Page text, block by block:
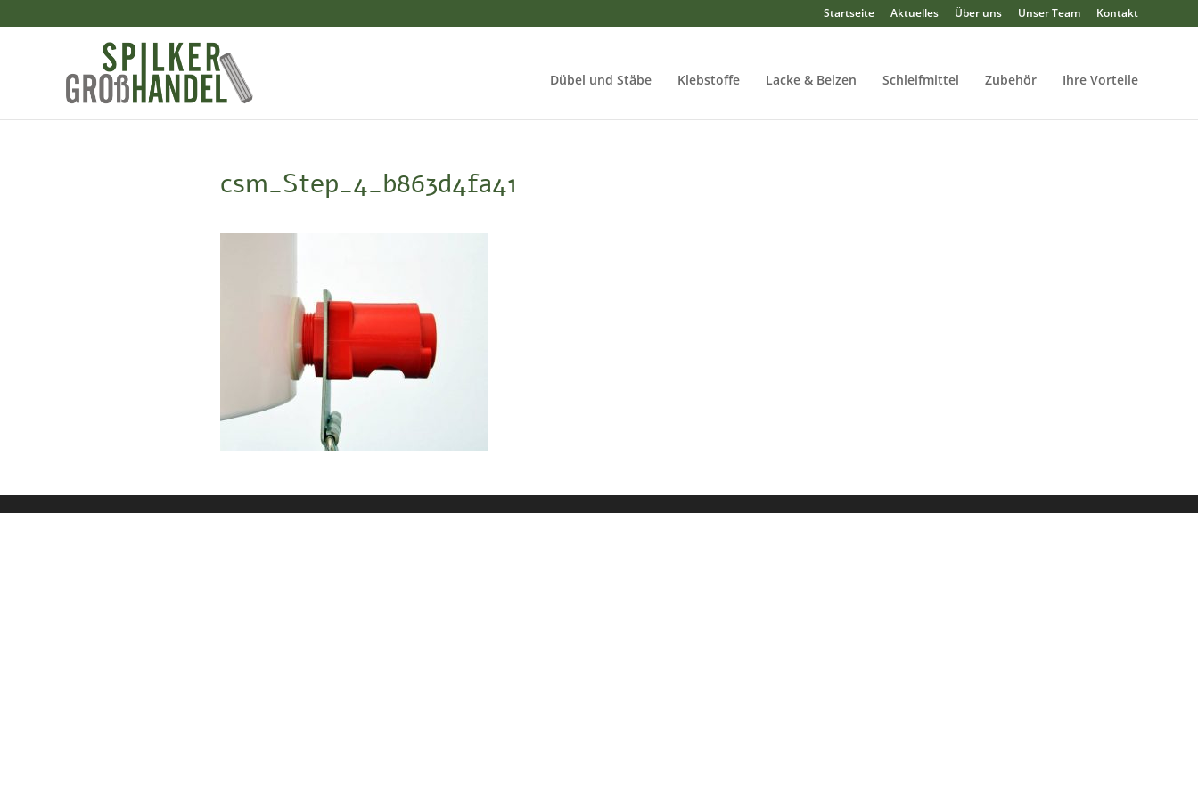
Startseite Aktuelles Über uns Unser Team Kontakt
Dübel und Stäbe Klebstoffe Lacke & Beizen Schleifmittel Zubehör Ihre Vorteile
csm_Step_4_b863d4fa41